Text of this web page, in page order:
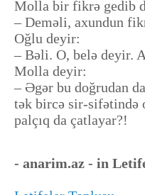
Molla bir fikrə gedib
– Deməli, axundun
Oğlu deyir:
– Bəli. O, belə deyir.
Molla deyir:
– Əgər bu doğrudan
tək bircə sir-sifətində
palçıq da çatlayar?!
- anarim.az - in